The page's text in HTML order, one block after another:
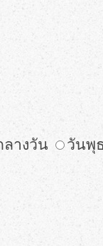
างวัน วันพุ